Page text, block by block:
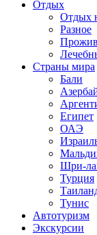
Отдых
Отдых
Разное
Страны мира
Бали
Египет
ОАЭ
Шри-
Турция
Тунис
Автотуризм
Экскурсии